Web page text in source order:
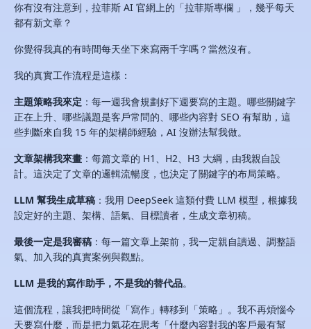
你有沒有注意到，拉菲斯 AI 官網上的「拉菲斯專欄 」，幾乎每天
都有新文章？
你覺得我真的有時間每天坐下來寫兩千字嗎？當然沒有。
我的真實工作流程是這樣：
主題策略我來定 ：每一週我會規劃好下週要寫的主題。哪些關鍵字
正在上升、哪些議題是客戶常問的、哪些內容對 SEO 有幫助，這
些判斷來自我 15 年的架構師經驗，AI 沒辦法幫我做。
文章架構我來畫 ：每篇文章的 H1、H2、H3 大綱，由我親自設
計。這決定了文章的邏輯流暢度，也決定了關鍵字的布局策略。
LLM 幫我生成草稿 ：我用 DeepSeek 這類付費 LLM 模型，根據我
設定好的主題、架構、語氣、目標讀者，生成文章初稿。
最後一定是我審稿 ：每一篇文章上架前，我一定親自讀過、調整語
氣、加入我的真實案例與觀點。
LLM 是我的寫作助手，不是我的替代品。
這個流程，讓我把時間從「寫作」轉移到「策略」。我不再煩惱今
天要寫什麼，而是把力氣花在思考「什麼內容對我的客戶最有幫